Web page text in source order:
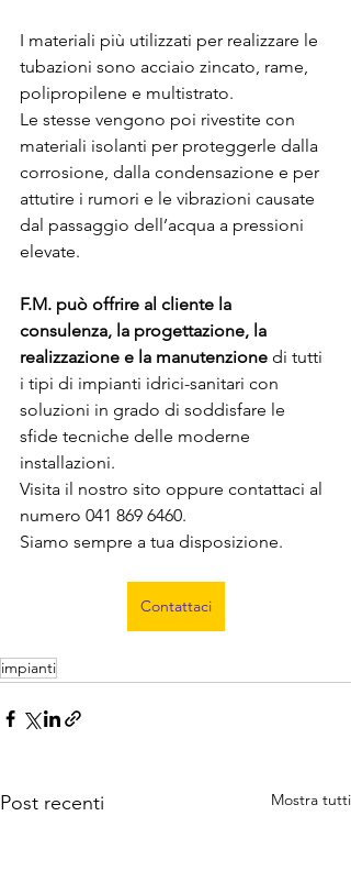
I materiali più utilizzati per realizzare le
tubazioni sono acciaio zincato, rame,
polipropilene e multistrato.
Le stesse vengono poi rivestite con
materiali isolanti per proteggerle dalla
corrosione, dalla condensazione e per
attutire i rumori e le vibrazioni causate
dal passaggio dell’acqua a pressioni
elevate.
F.M. può offrire al cliente la
consulenza, la progettazione, la
realizzazione e la manutenzione di tutti
i tipi di impianti idrici-sanitari con
soluzioni in grado di soddisfare le
sfide tecniche delle moderne
installazioni.
Visita il nostro sito oppure contattaci al
numero 041 869 6460.
Siamo sempre a tua disposizione.
Contattaci
impianti
Post recenti Mostra tutti